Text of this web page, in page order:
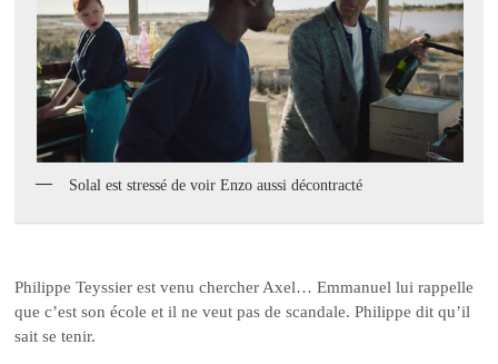
Solal est stressé de voir Enzo aussi décontracté
Philippe Teyssier est venu chercher Axel… Emmanuel lui rappelle
que c’est son école et il ne veut pas de scandale. Philippe dit qu’il
sait se tenir.